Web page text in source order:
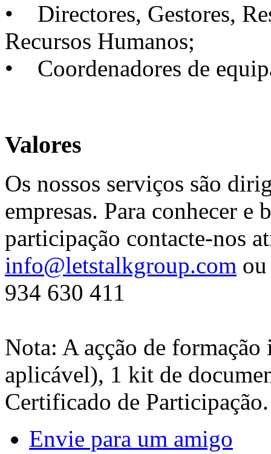
• Directores, Gestores,
Recursos Humanos;
• Coordenadores de
Valores
Os nossos serviços são
empresas. Para conhecer e
participação contacte-nos
info@letstalkgroup.com
934 630 411
Nota: A açção de
aplicável), 1 kit de
Certificado de Participação.
Envie para um amigo